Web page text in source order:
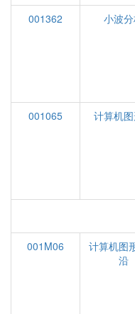
001362
小波
001065
计算机
001M06
计算机图
沿